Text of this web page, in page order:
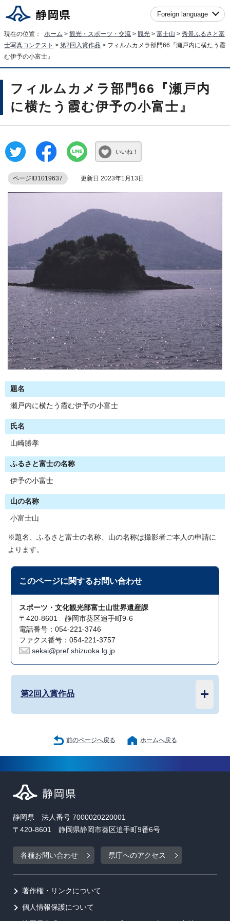
Foreign language
現在の位置： ホーム > 観光・スポーツ・交流 > 観光 > 富士山 > 秀景ふるさと富
士写真コンテスト > 第2回入賞作品 > フィルムカメラ部門66『瀬戸内に横たう霞
む伊予の小富士』
フィルムカメラ部門66『瀬戸内
に横たう霞む伊予の小富士』
いいね！
ページID1019637 更新日 2023年1月13日
題名
瀬戸内に横たう霞む伊予の小富士
氏名
山崎勝孝
ふるさと富士の名称
伊予の小富士
山の名称
小富士山
※題名、ふるさと富士の名称、山の名称は撮影者ご本人の申請に
よります。
このページに関するお問い合わせ
スポーツ・文化観光部富士山世界遺産課
〒420-8601 静岡市葵区追手町9-6
電話番号：054-221-3746
ファクス番号：054-221-3757
sekai@pref.shizuoka.lg.jp
第2回入賞作品
前のページへ戻る ホームへ戻る
静岡県 法人番号 7000020220001
〒420-8601 静岡県静岡市葵区追手町9番6号
各種お問い合わせ 県庁へのアクセス
著作権・リンクについて
個人情報保護について